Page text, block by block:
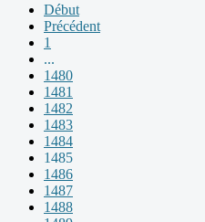
Début
Précédent
1
...
1480
1481
1482
1483
1484
1485
1486
1487
1488